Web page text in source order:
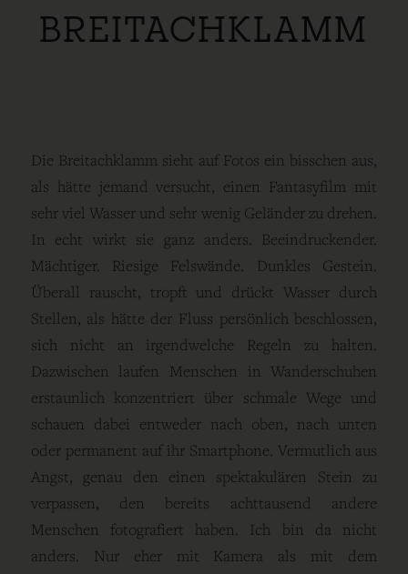
BREITACHKLAMM
Die Breitachklamm sieht auf Fotos ein bisschen aus,
als hätte jemand versucht, einen Fantasyfilm mit
sehr viel Wasser und sehr wenig Geländer zu drehen.
In echt wirkt sie ganz anders. Beeindruckender.
Mächtiger. Riesige Felswände. Dunkles Gestein.
Überall rauscht, tropft und drückt Wasser durch
Stellen, als hätte der Fluss persönlich beschlossen,
sich nicht an irgendwelche Regeln zu halten.
Dazwischen laufen Menschen in Wanderschuhen
erstaunlich konzentriert über schmale Wege und
schauen dabei entweder nach oben, nach unten
oder permanent auf ihr Smartphone. Vermutlich aus
Angst, genau den einen spektakulären Stein zu
verpassen, den bereits achttausend andere
Menschen fotografiert haben. Ich bin da nicht
anders. Nur eher mit Kamera als mit dem